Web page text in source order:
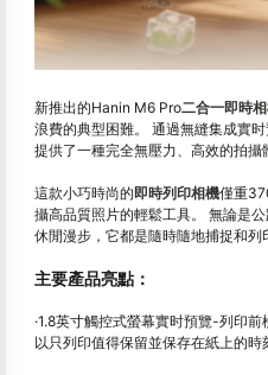
新推出的Hanin M6 Pro二合一即時
浪費的典型困難。 通過無縫集成實
提供了一種完全無壓力、高效的拍攝
這款小巧時尚的即時列印相機僅重
攝高品質照片的輕鬆工具。 無論是
休閒漫步，它都是隨時隨地捕捉和列
主要產品亮點：
·1.8英寸觸控式螢幕實时預覽-列印
以只列印值得保留並保存在紙上的時